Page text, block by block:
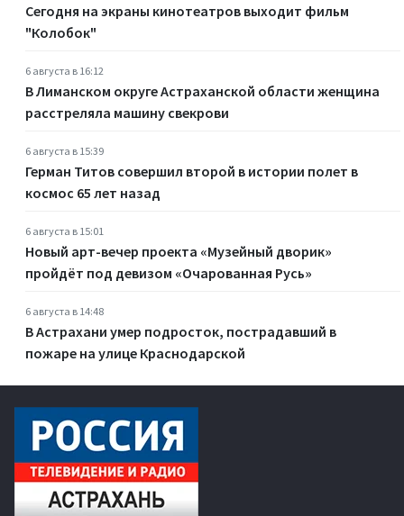
Сегодня на экраны кинотеатров выходит фильм
"Колобок"
6 августа в 16:12
В Лиманском округе Астраханской области женщина
расстреляла машину свекрови
6 августа в 15:39
Герман Титов совершил второй в истории полет в
космос 65 лет назад
6 августа в 15:01
Новый арт-вечер проекта «Музейный дворик»
пройдёт под девизом «Очарованная Русь»
6 августа в 14:48
В Астрахани умер подросток, пострадавший в
пожаре на улице Краснодарской